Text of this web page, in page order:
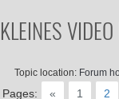
KLEINES
Topic location: Forum
Pages: « 1 2